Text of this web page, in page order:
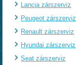
Lancia zárszerviz
Peugeot zárszerviz
Renault zárszerviz
Hyundai zárszerviz
Seat zárszerviz